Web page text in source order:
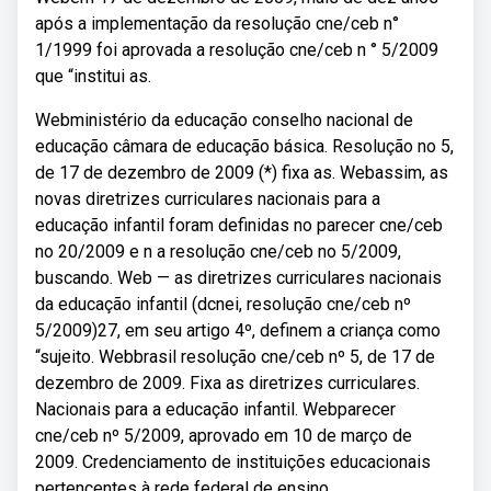
após a implementação da resolução cne/ceb n°
1/1999 foi aprovada a resolução cne/ceb n ° 5/2009
que “institui as.
Webministério da educação conselho nacional de
educação câmara de educação básica. Resolução no 5,
de 17 de dezembro de 2009 (*) fixa as. Webassim, as
novas diretrizes curriculares nacionais para a
educação infantil foram definidas no parecer cne/ceb
no 20/2009 e n a resolução cne/ceb no 5/2009,
buscando. Web — as diretrizes curriculares nacionais
da educação infantil (dcnei, resolução cne/ceb nº
5/2009)27, em seu artigo 4º, definem a criança como
“sujeito. Webbrasil resolução cne/ceb nº 5, de 17 de
dezembro de 2009. Fixa as diretrizes curriculares.
Nacionais para a educação infantil. Webparecer
cne/ceb nº 5/2009, aprovado em 10 de março de
2009. Credenciamento de instituições educacionais